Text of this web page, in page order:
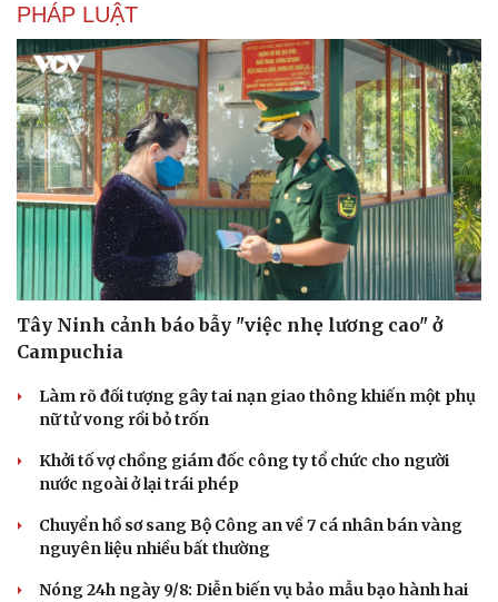
PHÁP LUẬT
Tây Ninh cảnh báo bẫy "việc nhẹ lương cao" ở
Campuchia
Làm rõ đối tượng gây tai nạn giao thông khiến một phụ
nữ tử vong rồi bỏ trốn
Khởi tố vợ chồng giám đốc công ty tổ chức cho người
nước ngoài ở lại trái phép
Chuyển hồ sơ sang Bộ Công an về 7 cá nhân bán vàng
nguyên liệu nhiều bất thường
Nóng 24h ngày 9/8: Diễn biến vụ bảo mẫu bạo hành hai